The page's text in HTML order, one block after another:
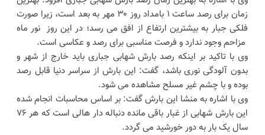
زمان برای رصد ساعت ۱ بامداد روز ۳۰ مهر به بعد است، زیرا صورت
فلکی جبار به بیشترین ارتفاع از افق می رسد؛ در این روز نور ماه
مزاحم وجود ندارد و فرصت مناسبی برای رصد و عکاسی است.
وی با تاکید بر اینکه رصد بارش شهابی جباری باید خارج از شهر و
بدون آلودگی نوری باشد، گفت: این بارش از سراسر دنیا قابل رصد
بوده و با چشم غیر مسلح مشاهده می شود.
وی با اشاره به منشا این بارش گفت: بر اساس محاسبات انجام شده
این بارش شهابی از غبار باقی مانده دنباله دار هالی است که هر ۷۶
سال یک بار به دور خورشید می گردد.